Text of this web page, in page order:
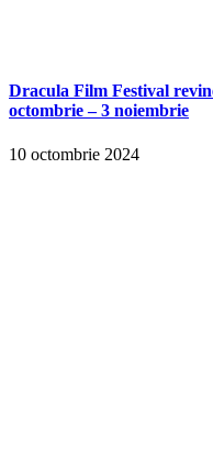
Dracula Film Festival
octombrie – 3 noiembrie
10 octombrie 2024